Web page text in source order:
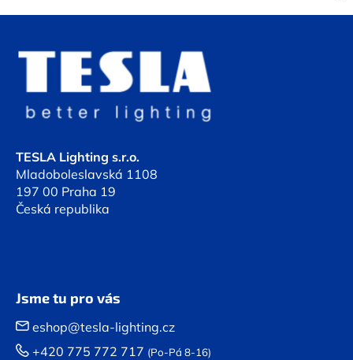
TESLA Lighting s.r.o.
Mladoboleslavská 1108
197 00 Praha 19
Česká republika
Jsme tu pro vás
eshop@tesla-lighting.cz
+420 775 772 717 (Po-Pá 8-16)